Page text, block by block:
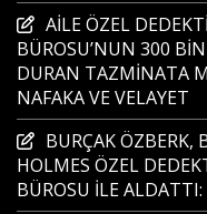
AİLE ÖZEL
BÜROSU’NUN 300
DURAN TAZMİNATA
NAFAKA VE VELAYET
BURÇAK ÖZBERK,
HOLMES ÖZEL
BÜROSU İLE